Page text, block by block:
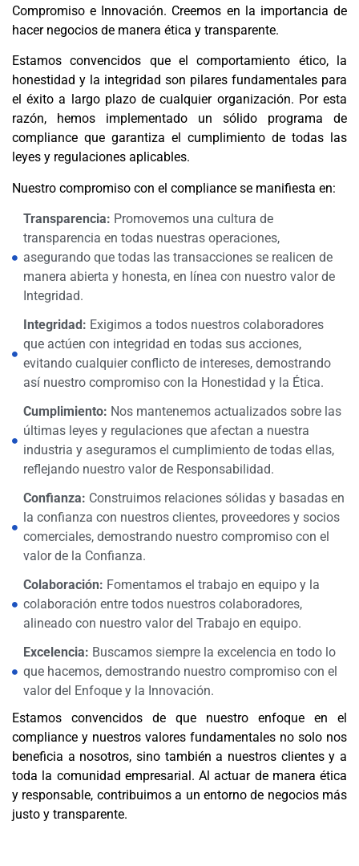
Compromiso e Innovación. Creemos en la importancia de
hacer negocios de manera ética y transparente.
Estamos convencidos que el comportamiento ético, la
honestidad y la integridad son pilares fundamentales para
el éxito a largo plazo de cualquier organización. Por esta
razón, hemos implementado un sólido programa de
compliance que garantiza el cumplimiento de todas las
leyes y regulaciones aplicables.
Nuestro compromiso con el compliance se manifiesta en:
Transparencia: Promovemos una cultura de
transparencia en todas nuestras operaciones,
asegurando que todas las transacciones se realicen de
manera abierta y honesta, en línea con nuestro valor de
Integridad.
Integridad: Exigimos a todos nuestros colaboradores
que actúen con integridad en todas sus acciones,
evitando cualquier conflicto de intereses, demostrando
así nuestro compromiso con la Honestidad y la Ética.
Cumplimiento: Nos mantenemos actualizados sobre las
últimas leyes y regulaciones que afectan a nuestra
industria y aseguramos el cumplimiento de todas ellas,
reflejando nuestro valor de Responsabilidad.
Confianza: Construimos relaciones sólidas y basadas en
la confianza con nuestros clientes, proveedores y socios
comerciales, demostrando nuestro compromiso con el
valor de la Confianza.
Colaboración: Fomentamos el trabajo en equipo y la
colaboración entre todos nuestros colaboradores,
alineado con nuestro valor del Trabajo en equipo.
Excelencia: Buscamos siempre la excelencia en todo lo
que hacemos, demostrando nuestro compromiso con el
valor del Enfoque y la Innovación.
Estamos convencidos de que nuestro enfoque en el
compliance y nuestros valores fundamentales no solo nos
beneficia a nosotros, sino también a nuestros clientes y a
toda la comunidad empresarial. Al actuar de manera ética
y responsable, contribuimos a un entorno de negocios más
justo y transparente.